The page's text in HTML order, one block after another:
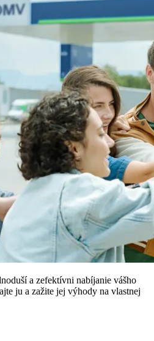
a zefektívni nabíjanie vášho
ju a zažite jej výhody na vlastnej